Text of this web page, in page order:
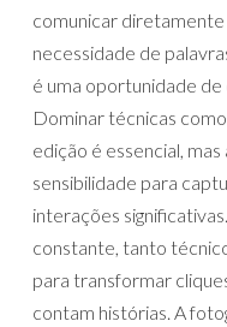
comunicar
necessidade de
é uma oportunidade
Dominar técnicas
edição é essencial,
sensibilidade para
interações
constante, tanto
para transformar
contam histórias. A